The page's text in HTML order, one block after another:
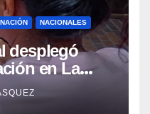
NACIONALES
desplegó
en La
protección